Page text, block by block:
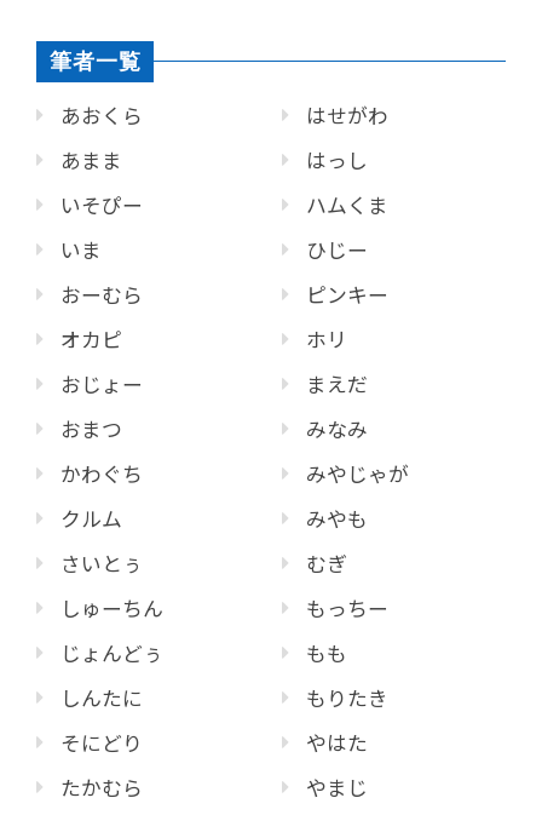
筆者一覧
あおくら
あまま
いそぴー
いま
おーむら
オカピ
おじょー
おまつ
かわぐち
クルム
さいとぅ
しゅーちん
じょんどぅ
しんたに
そにどり
たかむら
はせがわ
はっし
ハムくま
ひじー
ピンキー
ホリ
まえだ
みなみ
みやじゃが
みやも
むぎ
もっちー
もも
もりたき
やはた
やまじ